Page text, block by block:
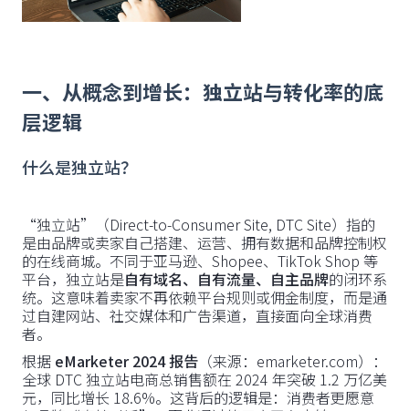
一、从概念到增长：独立站与转化率的底
层逻辑
什么是独立站？
“独立站”（Direct-to-Consumer Site, DTC Site）指的
是由品牌或卖家自己搭建、运营、拥有数据和品牌控制权
的在线商城。不同于亚马逊、Shopee、TikTok Shop 等
平台，独立站是自有域名、自有流量、自主品牌的闭环系
统。这意味着卖家不再依赖平台规则或佣金制度，而是通
过自建网站、社交媒体和广告渠道，直接面向全球消费
者。
根据 eMarketer 2024 报告 （来源：emarketer.com）：
全球 DTC 独立站电商总销售额在 2024 年突破 1.2 万亿美
元，同比增长 18.6%。这背后的逻辑是：消费者更愿意